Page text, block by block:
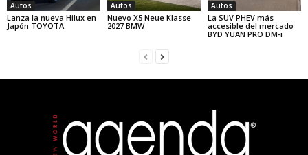
Autos
Lanza la nueva Hilux en
Japón TOYOTA
Autos
Nuevo X5 Neue Klasse
2027 BMW
Autos
La SUV PHEV más
accesible del mercado
BYD YUAN PRO DM-i